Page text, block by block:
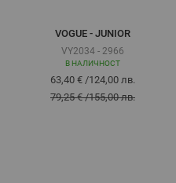
VOGUE - JUNIOR
VY2034 - 2966
В НАЛИЧНОСТ
63,40 € /124,00 лв.
79,25 €/155,00 лв.